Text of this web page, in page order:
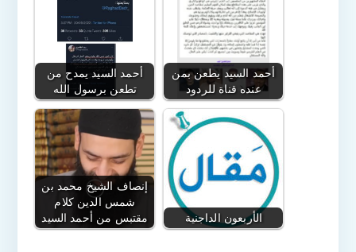
أحمد السيد يمدح من
تطعن برسول الله
أحمد السيد يطعن بمن
عنده قناة للردود
إنصاف الشيخ محمد بن
شمس الدين كلام
مقتبس من أحمد السيد
الأربعون الداجنية